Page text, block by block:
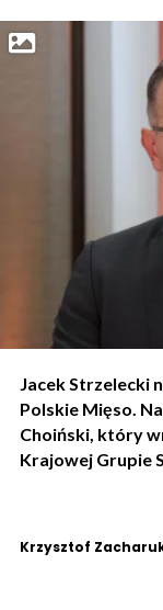
Jacek Strzelecki
Polskie Mięso.
Choiński, który
Krajowej Grupie
Krzysztof